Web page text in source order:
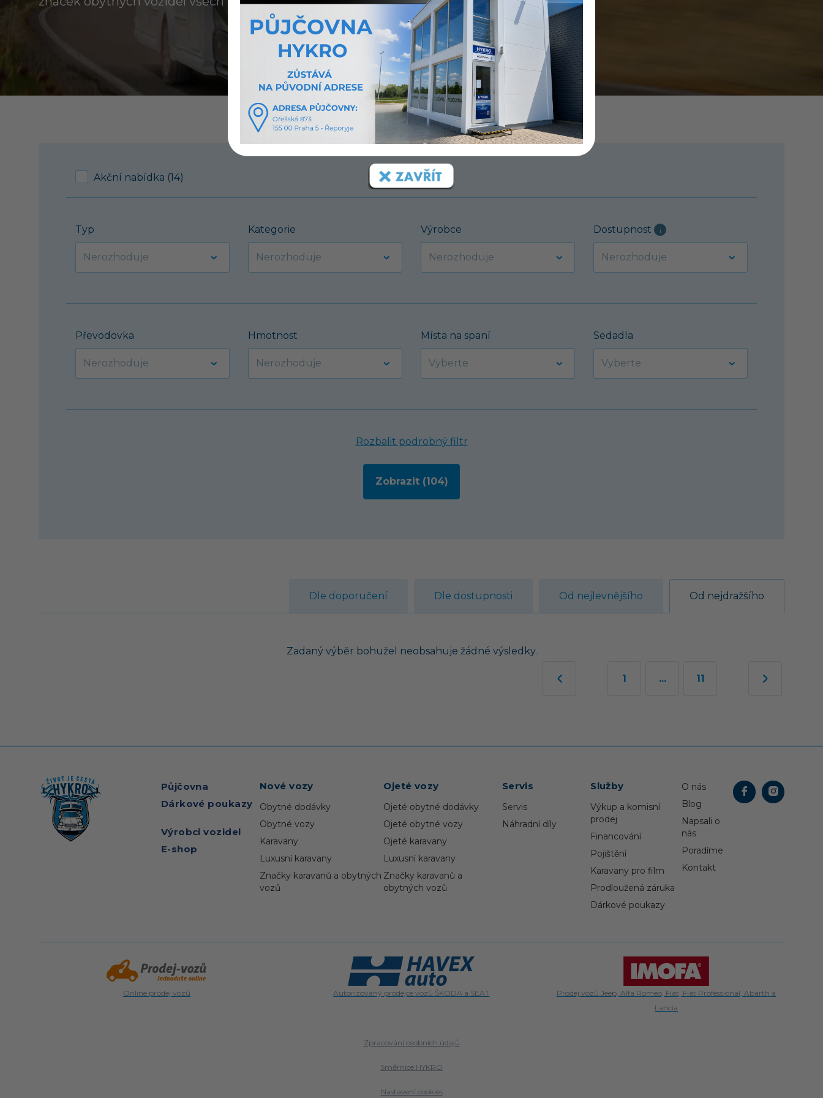
Akční nabídka (14)
Typ Kategorie Výrobce Dostupnost i
Převodovka Hmotnost Místa na spaní Sedadla
Rozbalit podrobný filtr
Dle doporučení Dle dostupnosti Od nejlevnějšího Od nejdražšího
Zadaný výběr bohužel neobsahuje žádné výsledky.
1 ... 11
Půjčovna
Dárkové poukazy
Výrobci vozidel
E-shop
Nové vozy
Obytné dodávky
Obytné vozy
Karavany
Luxusní karavany
Značky karavanů a obytných
vozů
Ojeté vozy
Ojeté obytné dodávky
Ojeté obytné vozy
Ojeté karavany
Luxusní karavany
Značky karavanů a
obytných vozů
Servis
Servis
Náhradní díly
Služby
Výkup a komisní
prodej
Financování
Pojištění
Karavany pro film
Prodloužená záruka
Dárkové poukazy
O nás
Blog
Napsali o
nás
Poradíme
Kontakt
Online prodej vozů Autorizovaný prodejce vozů ŠKODA a SEAT
Prodej vozů Jeep, Alfa Romeo, Fiat, Fiat Professional, Abarth a
Lancia
Zpracování osobních údajů
Směrnice HYKRO
Nastavení cookies